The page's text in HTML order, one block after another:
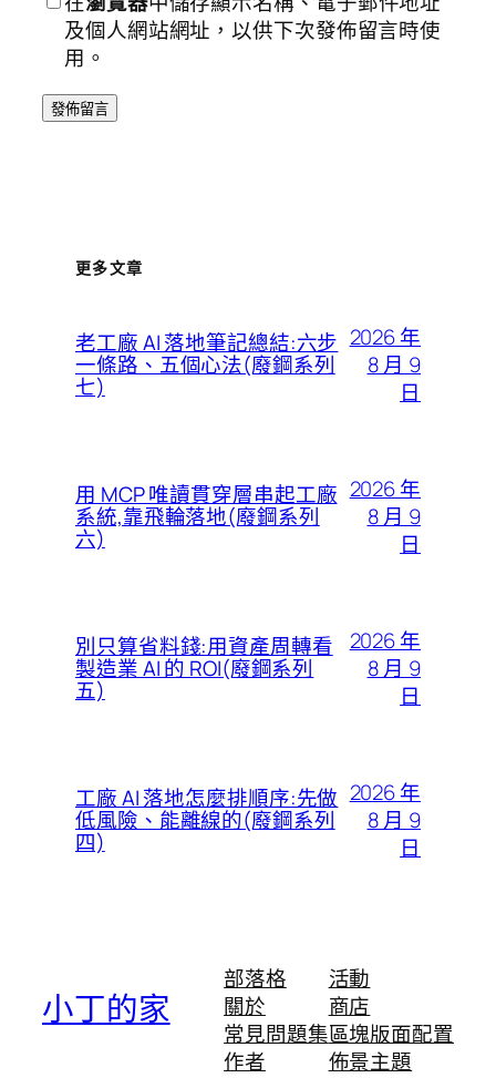
及個人網站網址，以供下次發佈留言時使
用。
更多文章
老工廠 AI 落地筆記總結:六步
一條路、五個心法(廢鋼系列
七)
2026 年
8 月 9
日
用 MCP 唯讀貫穿層串起工廠
系統,靠飛輪落地(廢鋼系列
六)
2026 年
8 月 9
日
別只算省料錢:用資產周轉看
製造業 AI 的 ROI(廢鋼系列
五)
2026 年
8 月 9
日
工廠 AI 落地怎麼排順序:先做
低風險、能離線的(廢鋼系列
四)
2026 年
8 月 9
日
小丁的家
部落格
關於
常見問題集
作者
活動
商店
區塊版面配置
佈景主題